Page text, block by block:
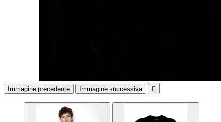
Immagine precedente Immagine successiva 